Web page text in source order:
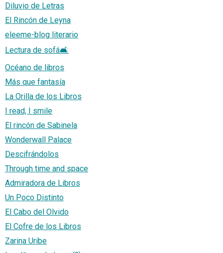
Diluvio de Letras
El Rincón de Leyna
eleeme-blog literario
Lectura de sofá🛋
Océano de libros
Más que fantasía
La Orilla de los Libros
I read, I smile
El rincón de Sabinela
Wonderwall Palace
Descifrándolos
Through time and space
Admiradora de Libros
Un Poco Distinto
El Cabo del Olvido
El Cofre de los Libros
Zarina Uribe